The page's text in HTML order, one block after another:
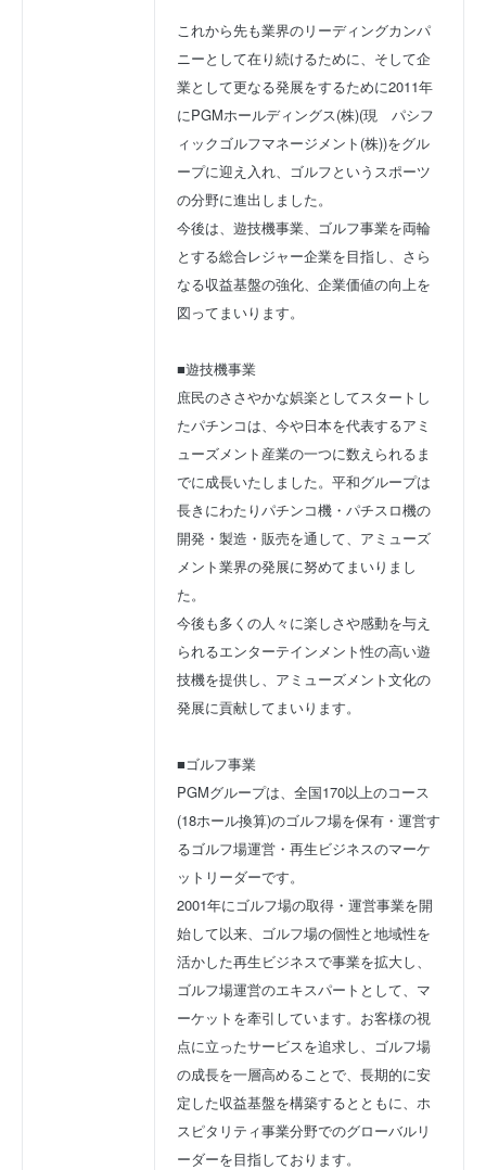
これから先も業界のリーディングカンパ
ニーとして在り続けるために、そして企
業として更なる発展をするために2011年
にPGMホールディングス(株)(現　パシフ
ィックゴルフマネージメント(株))をグル
ープに迎え入れ、ゴルフというスポーツ
の分野に進出しました。
今後は、遊技機事業、ゴルフ事業を両輪
とする総合レジャー企業を目指し、さら
なる収益基盤の強化、企業価値の向上を
図ってまいります。
■遊技機事業
庶民のささやかな娯楽としてスタートし
たパチンコは、今や日本を代表するアミ
ューズメント産業の一つに数えられるま
でに成長いたしました。平和グループは
長きにわたりパチンコ機・パチスロ機の
開発・製造・販売を通して、アミューズ
メント業界の発展に努めてまいりまし
た。
今後も多くの人々に楽しさや感動を与え
られるエンターテインメント性の高い遊
技機を提供し、アミューズメント文化の
発展に貢献してまいります。
■ゴルフ事業
PGMグループは、全国170以上のコース
(18ホール換算)のゴルフ場を保有・運営す
るゴルフ場運営・再生ビジネスのマーケ
ットリーダーです。
2001年にゴルフ場の取得・運営事業を開
始して以来、ゴルフ場の個性と地域性を
活かした再生ビジネスで事業を拡大し、
ゴルフ場運営のエキスパートとして、マ
ーケットを牽引しています。お客様の視
点に立ったサービスを追求し、ゴルフ場
の成長を一層高めることで、長期的に安
定した収益基盤を構築するとともに、ホ
スピタリティ事業分野でのグローバルリ
ーダーを目指しております。